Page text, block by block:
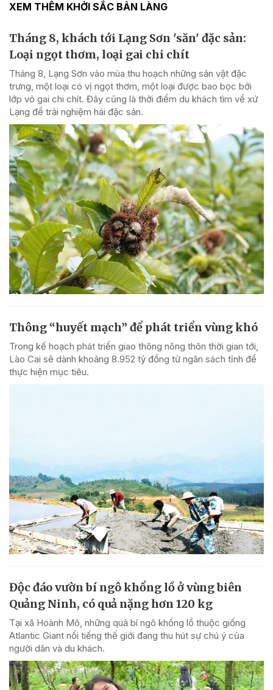
XEM THÊM KHỞI SẮC BẢN LÀNG
Tháng 8, khách tới Lạng Sơn 'săn' đặc sản:
Loại ngọt thơm, loại gai chi chít
Tháng 8, Lạng Sơn vào mùa thu hoạch những sản vật đặc
trưng, một loại có vị ngọt thơm, một loại được bao bọc bởi
lớp vỏ gai chi chít. Đây cũng là thời điểm du khách tìm về xứ
Lạng để trải nghiệm hái đặc sản.
Thông “huyết mạch” để phát triển vùng khó
Trong kế hoạch phát triển giao thông nông thôn thời gian tới,
Lào Cai sẽ dành khoảng 8.952 tỷ đồng từ ngân sách tỉnh để
thực hiện mục tiêu.
Độc đáo vườn bí ngô khổng lồ ở vùng biên
Quảng Ninh, có quả nặng hơn 120 kg
Tại xã Hoành Mô, những quả bí ngô khổng lồ thuộc giống
Atlantic Giant nổi tiếng thế giới đang thu hút sự chú ý của
người dân và du khách.